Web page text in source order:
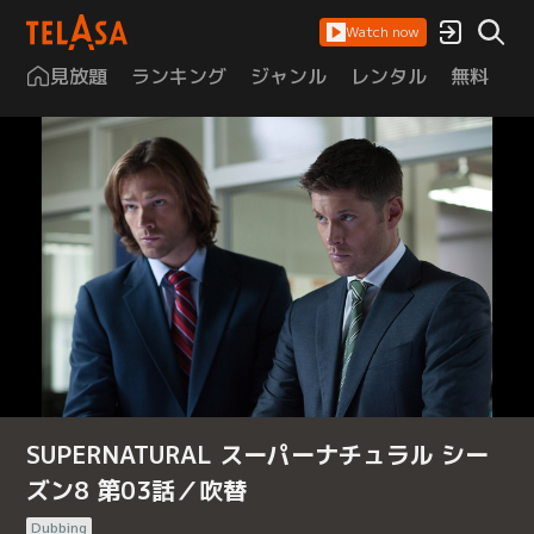
Watch now
見放題 ランキング ジャンル レンタル 無料
SUPERNATURAL スーパーナチュラル シー
ズン8 第03話／吹替
Dubbing